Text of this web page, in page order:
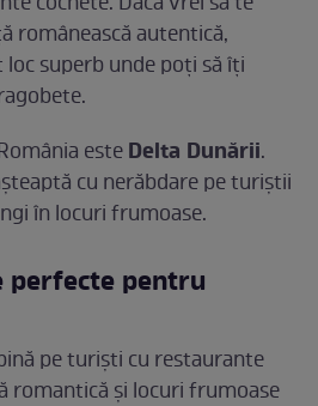
românească autentică,
loc superb unde poți să îți
esteDelta Dunării.
cu nerăbdare pe turiștii
în locuri frumoase.
perfecte pentru
pe turiști cu restaurante
romantică și locuri frumoase